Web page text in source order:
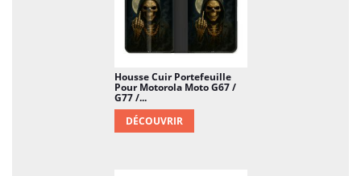
Housse Cuir Portefeuille
Pour Motorola Moto G67 /
G77 /...
DÉCOUVRIR